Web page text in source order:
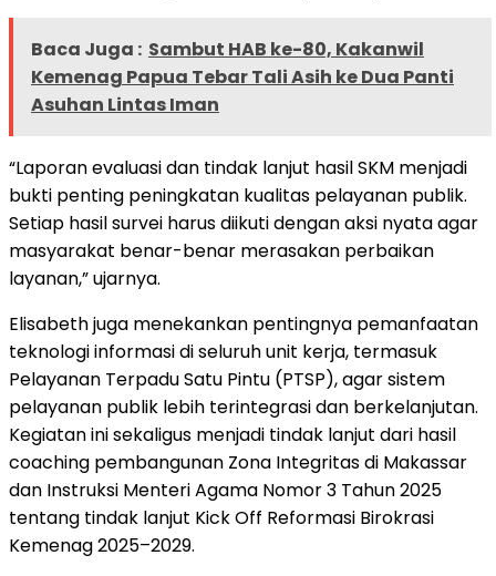
Baca Juga : Sambut HAB ke-80, Kakanwil
Kemenag Papua Tebar Tali Asih ke Dua Panti
Asuhan Lintas Iman
“Laporan evaluasi dan tindak lanjut hasil SKM menjadi
bukti penting peningkatan kualitas pelayanan publik.
Setiap hasil survei harus diikuti dengan aksi nyata agar
masyarakat benar-benar merasakan perbaikan
layanan,” ujarnya.
Elisabeth juga menekankan pentingnya pemanfaatan
teknologi informasi di seluruh unit kerja, termasuk
Pelayanan Terpadu Satu Pintu (PTSP), agar sistem
pelayanan publik lebih terintegrasi dan berkelanjutan.
Kegiatan ini sekaligus menjadi tindak lanjut dari hasil
coaching pembangunan Zona Integritas di Makassar
dan Instruksi Menteri Agama Nomor 3 Tahun 2025
tentang tindak lanjut Kick Off Reformasi Birokrasi
Kemenag 2025–2029.